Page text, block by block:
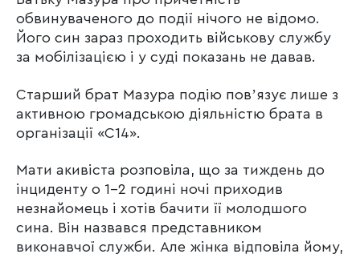
обвинуваченого до події нічого не відомо.
Його син зараз проходить військову службу
за мобілізацією і у суді показань не давав.
Старший брат Мазура подію повʼязує лише з
активною громадською діяльністю брата в
організації «С14».
Мати акивіста розповіла, що за тиждень до
інциденту о 1-2 годині ночі приходив
незнайомець і хотів бачити її молодшого
сина. Він назвався представником
виконавчої служби. Але жінка відповіла йому,